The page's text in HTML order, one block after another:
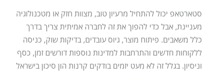
סטארטאפ יכול להתחיל מרעיון טוב, מצוות חזק או מטכנולוגיה
מעניינת, אבל כדי להפוך את זה לחברה אמיתית צריך בדרך
כלל משאבים. פיתוח מוצר, גיוס עובדים, בדיקות שוק, כניסה
ללקוחות חדשים והתרחבות למדינות נוספות דורשים זמן, כסף
וניסיון. בגלל זה לא מעט יזמים בודקים קרנות הון סיכון בישראל